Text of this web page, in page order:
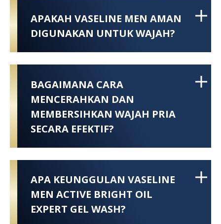
APAKAH VASELINE MEN AMAN
DIGUNAKAN UNTUK WAJAH?
BAGAIMANA CARA
MENCERAHKAN DAN
MEMBERSIHKAN WAJAH PRIA
SECARA EFEKTIF?
APA KEUNGGULAN VASELINE
MEN ACTIVE BRIGHT OIL
EXPERT GEL WASH?